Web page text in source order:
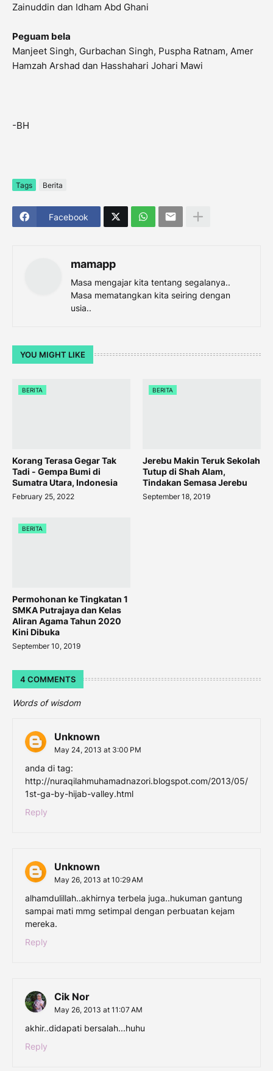
Zainuddin dan Idham Abd Ghani
Peguam bela
Manjeet Singh, Gurbachan Singh, Puspha Ratnam, Amer
Hamzah Arshad dan Hasshahari Johari Mawi
-BH
Tags Berita
Facebook
mamapp
Masa mengajar kita tentang segalanya..
Masa mematangkan kita seiring dengan
usia..
YOU MIGHT LIKE
BERITA
Korang Terasa Gegar Tak
Tadi - Gempa Bumi di
Sumatra Utara, Indonesia
February 25, 2022
BERITA
Jerebu Makin Teruk Sekolah
Tutup di Shah Alam,
Tindakan Semasa Jerebu
September 18, 2019
BERITA
Permohonan ke Tingkatan 1
SMKA Putrajaya dan Kelas
Aliran Agama Tahun 2020
Kini Dibuka
September 10, 2019
4 COMMENTS
Words of wisdom
Unknown
May 24, 2013 at 3:00 PM
anda di tag:
http://nuraqilahmuhamadnazori.blogspot.com/2013/05/
1st-ga-by-hijab-valley.html
Reply
Unknown
May 26, 2013 at 10:29 AM
alhamdulillah..akhirnya terbela juga..hukuman gantung
sampai mati mmg setimpal dengan perbuatan kejam
mereka.
Reply
Cik Nor
May 26, 2013 at 11:07 AM
akhir..didapati bersalah...huhu
Reply